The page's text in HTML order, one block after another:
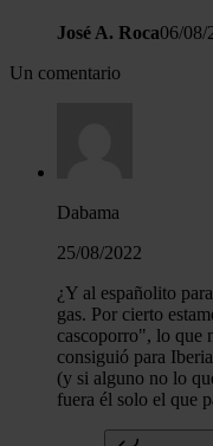
José A. Roca06/08/
Un comentario
Dabama
25/08/2022
¿Y al españolito
gas. Por cierto
cascoporro", lo que
consiguió para
(y si alguno no lo
fuera él solo el que